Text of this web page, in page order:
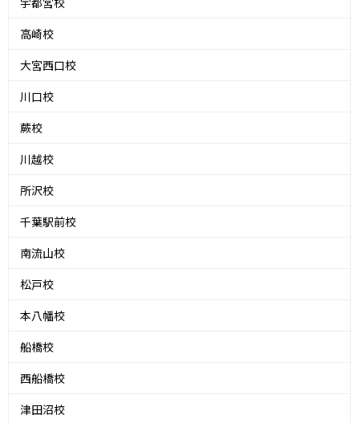
高崎校
大宮西口校
川口校
蕨校
川越校
所沢校
千葉駅前校
南流山校
松戸校
本八幡校
船橋校
西船橋校
津田沼校